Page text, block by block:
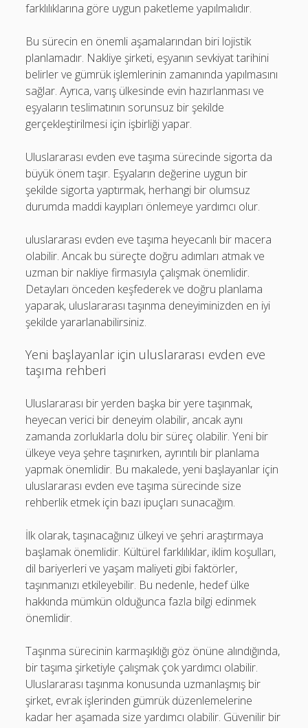
farklılıklarına göre uygun paketleme yapılmalıdır.
Bu sürecin en önemli aşamalarından biri lojistik
planlamadır. Nakliye şirketi, eşyanın sevkiyat tarihini
belirler ve gümrük işlemlerinin zamanında yapılmasını
sağlar. Ayrıca, varış ülkesinde evin hazırlanması ve
eşyaların teslimatının sorunsuz bir şekilde
gerçekleştirilmesi için işbirliği yapar.
Uluslararası evden eve taşıma sürecinde sigorta da
büyük önem taşır. Eşyaların değerine uygun bir
şekilde sigorta yaptırmak, herhangi bir olumsuz
durumda maddi kayıpları önlemeye yardımcı olur.
uluslararası evden eve taşıma heyecanlı bir macera
olabilir. Ancak bu süreçte doğru adımları atmak ve
uzman bir nakliye firmasıyla çalışmak önemlidir.
Detayları önceden keşfederek ve doğru planlama
yaparak, uluslararası taşınma deneyiminizden en iyi
şekilde yararlanabilirsiniz.
Yeni başlayanlar için uluslararası evden eve
taşıma rehberi
Uluslararası bir yerden başka bir yere taşınmak,
heyecan verici bir deneyim olabilir, ancak aynı
zamanda zorluklarla dolu bir süreç olabilir. Yeni bir
ülkeye veya şehre taşınırken, ayrıntılı bir planlama
yapmak önemlidir. Bu makalede, yeni başlayanlar için
uluslararası evden eve taşıma sürecinde size
rehberlik etmek için bazı ipuçları sunacağım.
İlk olarak, taşınacağınız ülkeyi ve şehri araştırmaya
başlamak önemlidir. Kültürel farklılıklar, iklim koşulları,
dil bariyerleri ve yaşam maliyeti gibi faktörler,
taşınmanızı etkileyebilir. Bu nedenle, hedef ülke
hakkında mümkün olduğunca fazla bilgi edinmek
önemlidir.
Taşınma sürecinin karmaşıklığı göz önüne alındığında,
bir taşıma şirketiyle çalışmak çok yardımcı olabilir.
Uluslararası taşınma konusunda uzmanlaşmış bir
şirket, evrak işlerinden gümrük düzenlemelerine
kadar her aşamada size yardımcı olabilir. Güvenilir bir